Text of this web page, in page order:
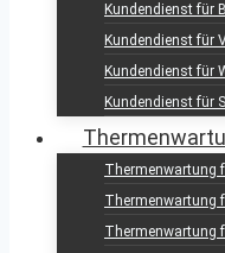
Kundendienst für
Kundendienst für
Kundendienst für
Kundendienst für
Thermenwartung
Thermenwartung
Thermenwartung